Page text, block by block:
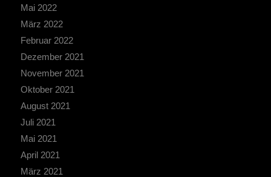
Mai 2022
März 2022
Februar 2022
Dezember 2021
November 2021
Oktober 2021
August 2021
Juli 2021
Mai 2021
April 2021
März 2021